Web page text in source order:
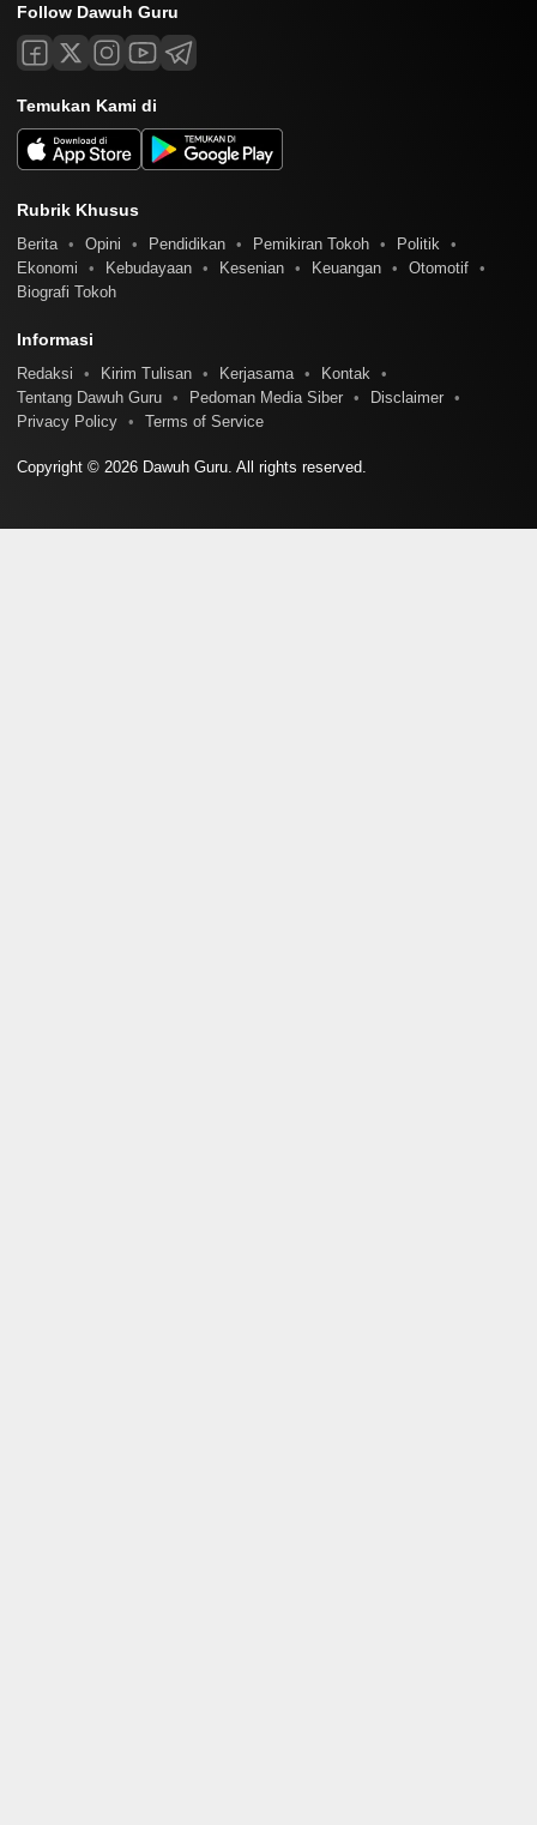
Follow Dawuh Guru
Temukan Kami di
Rubrik Khusus
Berita Opini Pendidikan Pemikiran Tokoh
Politik
Ekonomi
Kebudayaan Kesenian Keuangan
Otomotif
Biografi Tokoh
Informasi
Redaksi Kirim Tulisan Kerjasama
Kontak
Tentang Dawuh Guru
Pedoman Media Siber
Disclaimer
Privacy Policy
Terms of Service
Copyright © 2026 Dawuh Guru. All rights reserved.